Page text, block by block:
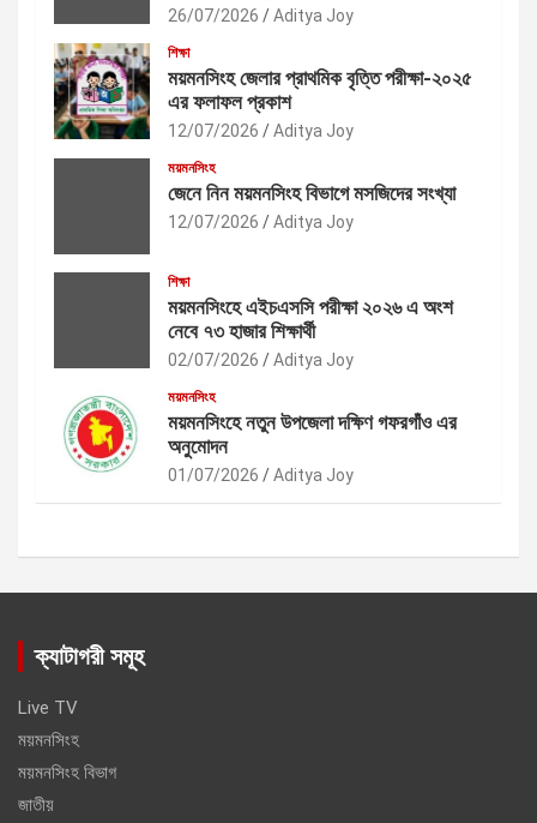
26/07/2026 Aditya Joy
শিক্ষা
ময়মনসিংহ জেলার প্রাথমিক বৃত্তি পরীক্ষা-২০২৫
এর ফলাফল প্রকাশ
12/07/2026 Aditya Joy
ময়মনসিংহ
জেনে নিন ময়মনসিংহ বিভাগে মসজিদের সংখ্যা
12/07/2026 Aditya Joy
শিক্ষা
ময়মনসিংহে এইচএসসি পরীক্ষা ২০২৬ এ অংশ
নেবে ৭৩ হাজার শিক্ষার্থী
02/07/2026 Aditya Joy
ময়মনসিংহ
ময়মনসিংহে নতুন উপজেলা দক্ষিণ গফরগাঁও এর
অনুমোদন
01/07/2026 Aditya Joy
ক্যাটাগরী সমূহ
Live TV
ময়মনসিংহ
ময়মনসিংহ বিভাগ
জাতীয়